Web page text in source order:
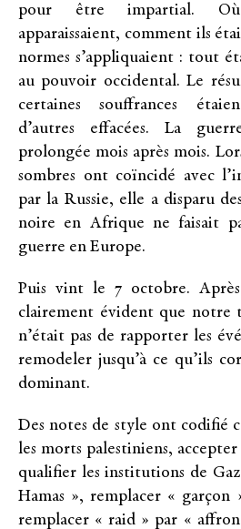
pour être impartial. Où
apparaissaient, comment ils
normes s’appliquaient : tout
au pouvoir occidental. Le
certaines souffrances
d’autres effacées. La
prolongée mois après mois.
sombres ont coïncidé avec
par la Russie, elle a disparu
noire en Afrique ne faisait
guerre en Europe.
Puis vint le 7 octobre.
clairement évident que notre
n’était pas de rapporter les
remodeler jusqu’à ce qu’ils
dominant.
Des notes de style ont codifié
les morts palestiniens,
qualifier les institutions de
Hamas », remplacer « garçon
remplacer « raid » par «